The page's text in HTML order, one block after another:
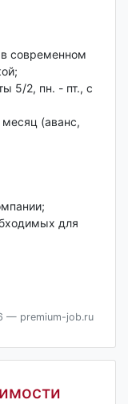
современном
5/2, пн. - пт., с
(аванс,
для
— premium-job.ru